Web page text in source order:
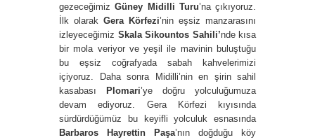
gezeceğimiz Güney Midilli Turu’na çıkıyoruz.
İlk olarak Gera Körfezi’nin eşsiz manzarasını
izleyeceğimiz Skala Sikountos Sahili’nde kısa
bir mola veriyor ve yeşil ile mavinin buluştuğu
bu eşsiz coğrafyada sabah kahvelerimizi
içiyoruz. Daha sonra Midilli’nin en şirin sahil
kasabası Plomari’ye doğru yolculuğumuza
devam ediyoruz. Gera Körfezi kıyısında
sürdürdüğümüz bu keyifli yolculuk esnasında
Barbaros Hayrettin Paşa’nın doğduğu köy